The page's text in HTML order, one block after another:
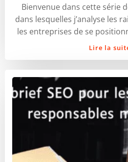
Bienvenue dans cette série
dans lesquelles j’analyse les
les entreprises de se
Lire la